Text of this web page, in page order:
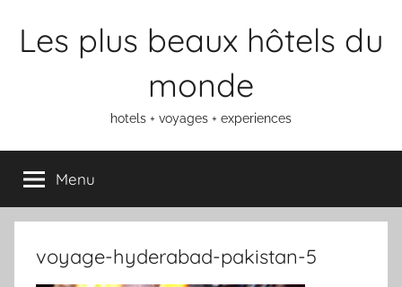
Les plus beaux hôtels du
monde
hotels + voyages + experiences
Menu
voyage-hyderabad-pakistan-5